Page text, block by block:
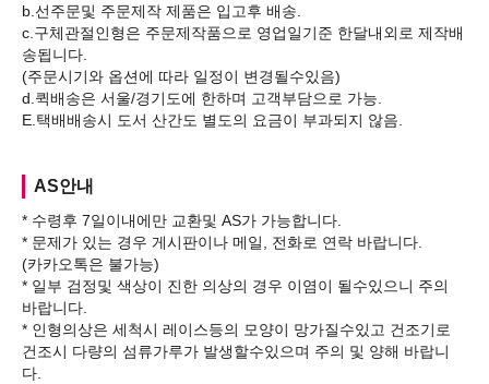
b.선주문및 주문제작 제품은 입고후 배송.
c.구체관절인형은 주문제작품으로 영업일기준 한달내외로 제작배
송됩니다.
(주문시기와 옵션에 따라 일정이 변경될수있음)
d.퀵배송은 서울/경기도에 한하며 고객부담으로 가능.
AS안내
* 수령후 7일이내에만 교환및 AS가 가능합니다.
* 문제가 있는 경우 게시판이나 메일, 전화로 연락 바랍니다.
(카카오톡은 불가능)
* 일부 검정및 색상이 진한 의상의 경우 이염이 될수있으니 주의
바랍니다.
* 인형의상은 세척시 레이스등의 모양이 망가질수있고 건조기로
건조시 다량의 섬류가루가 발생할수있으며 주의 및 양해 바랍니
다.